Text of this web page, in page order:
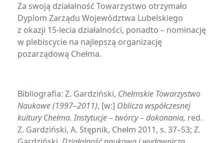
Za swoją działalność Towarzystwo otrzymało
Dyplom Zarządu Województwa Lubelskiego
z okazji 15-lecia działalności, ponadto – nominację
w plebiscycie na najlepszą organizację
pozarządową Chełma.
Bibliografia: Z. Gardziński, Chełmskie Towarzystwo
Naukowe (1997–2011), [w:] Oblicza współczesnej
kultury Chełma. Instytucje – twórcy – dokonania, red.
Z. Gardziński, A. Stępnik, Chełm 2011, s. 37–53; Z.